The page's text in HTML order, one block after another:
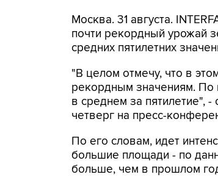
Москва. 31 августа.
почти рекордный урожай
средних пятилетних
"В целом отмечу, что в
рекордным значениям. По
в среднем за пятилетие",
четверг на пресс-
По его словам, идет
большие площади - по
больше, чем в прошлом